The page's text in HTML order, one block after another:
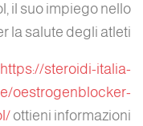
il suo impiego nello
la salute degli atleti.
https://steroidi-italia-
oestrogenblocker-
ottieni informazioni